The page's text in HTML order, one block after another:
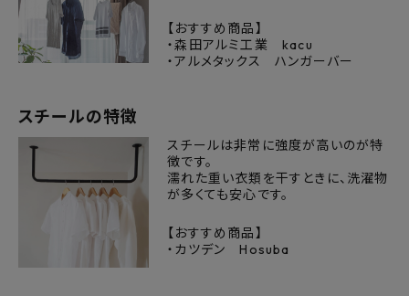
【おすすめ商品】
・森田アルミ工業 kacu
・アルメタックス ハンガーバー
スチールの特徴
スチールは非常に強度が高いのが特
徴です。
濡れた重い衣類を干すときに、洗濯物
が多くても安心です。
【おすすめ商品】
・カツデン Hosuba